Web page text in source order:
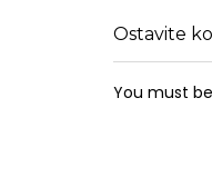
Ostavite
You must be